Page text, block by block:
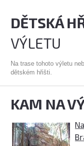
DĚTSKÁ
VÝLETU
Na trase tohoto výletu
dětském hřišti.
KAM NA